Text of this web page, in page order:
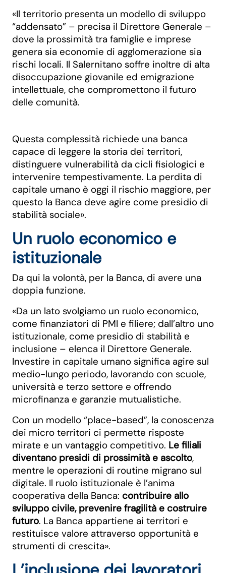
«Il territorio presenta un modello di sviluppo
“addensato” – precisa il Direttore Generale –
dove la prossimità tra famiglie e imprese
genera sia economie di agglomerazione sia
rischi locali. Il Salernitano soffre inoltre di alta
disoccupazione giovanile ed emigrazione
intellettuale, che compromettono il futuro
delle comunità.
Questa complessità richiede una banca
capace di leggere la storia dei territori,
distinguere vulnerabilità da cicli fisiologici e
intervenire tempestivamente. La perdita di
capitale umano è oggi il rischio maggiore, per
questo la Banca deve agire come presidio di
stabilità sociale».
Un ruolo economico e
istituzionale
Da qui la volontà, per la Banca, di avere una
doppia funzione.
«Da un lato svolgiamo un ruolo economico,
come finanziatori di PMI e filiere; dall’altro uno
istituzionale, come presidio di stabilità e
inclusione – elenca il Direttore Generale.
Investire in capitale umano significa agire sul
medio-lungo periodo, lavorando con scuole,
università e terzo settore e offrendo
microfinanza e garanzie mutualistiche.
Con un modello “place-based”, la conoscenza
dei micro territori ci permette risposte
mirate e un vantaggio competitivo. Le filiali
diventano presidi di prossimità e ascolto,
mentre le operazioni di routine migrano sul
digitale. Il ruolo istituzionale è l’anima
cooperativa della Banca: contribuire allo
sviluppo civile, prevenire fragilità e costruire
futuro. La Banca appartiene ai territori e
restituisce valore attraverso opportunità e
strumenti di crescita».